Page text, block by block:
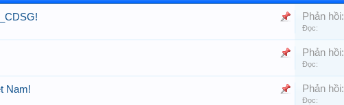
Phản hồi:
Đọc:
Phản hồi:
Đọc:
Nam! Phản hồi:
Đọc: